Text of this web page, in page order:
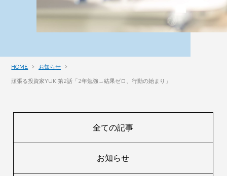
HOME
お知らせ
頑張る投資家YUKI第2話「2年勉強→結果ゼロ、行動の始まり」
全ての記事
お知らせ